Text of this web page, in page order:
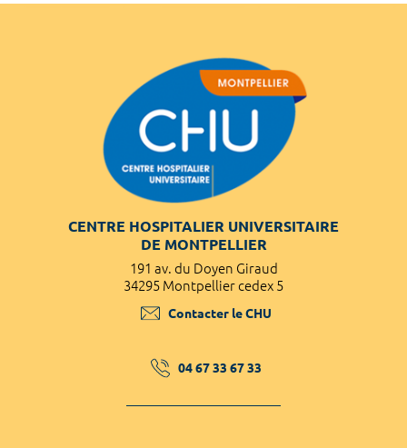
CENTRE HOSPITALIER UNIVERSITAIRE
DE MONTPELLIER
191 av. du Doyen Giraud
34295 Montpellier cedex 5
Contacter le CHU
04 67 33 67 33